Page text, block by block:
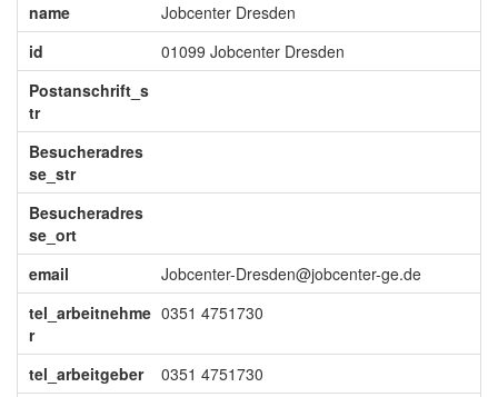
name
Jobcenter Dresden
id
01099 Jobcenter Dresden
Postanschrift_s
tr
Besucheradres
se_str
Besucheradres
se_ort
email
Jobcenter-Dresden@jobcenter-ge.de
tel_arbeitnehme
r
0351 4751730
tel_arbeitgeber
0351 4751730